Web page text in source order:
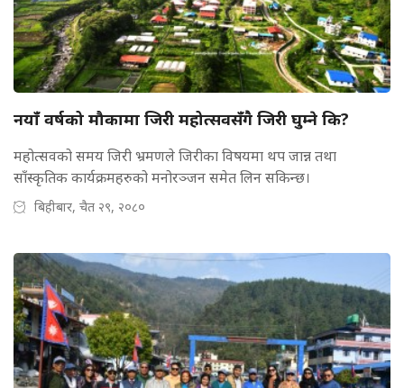
नयाँ वर्षको मौकामा जिरी महोत्सवसँगै जिरी घुम्ने कि?
महोत्सवको समय जिरी भ्रमणले जिरीका विषयमा थप जान्न तथा
साँस्कृतिक कार्यक्रमहरुको मनोरञ्जन समेत लिन सकिन्छ।
बिहीबार, चैत २९, २०८०